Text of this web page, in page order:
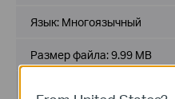
Язык: Многоязычный
Размер файла:9.99 MB